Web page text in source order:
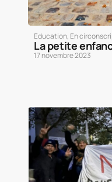
Education, En
La petite
17 novembre 2023